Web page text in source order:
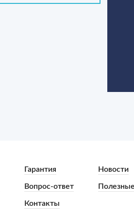
Гарантия
Вопрос-ответ
Контакты
Новости